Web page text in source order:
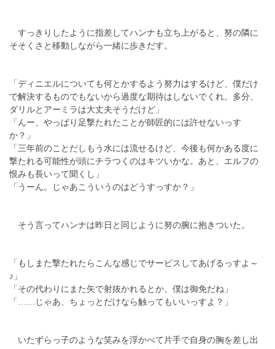
すっきりしたように指差してハンナも立ち上がると、努の隣に
そそくさと移動しながら一緒に歩きだす。
「ディニエルについても何とかするよう努力はするけど、僕だけ
で解決するものでもないから過度な期待はしないでくれ。多分、
ダリルとアーミラは大丈夫そうだけど」
「んー、やっぱり足撃たれたことが師匠的には許せないっす
か？」
「三年前のことだしもう水には流せるけど、今後も何かある度に
撃たれる可能性が頭にチラつくのはキツいかな。あと、エルフの
恨みも長いって聞くし」
「うーん。じゃあこういうのはどうすっすか？」
そう言ってハンナは昨日と同じように努の腕に抱きついた。
「もしまた撃たれたらこんな感じでサービスしてあげるっすよ～
♪」
「その代わりにまた矢で射抜かれるとか、僕は御免だね」
「……じゃあ、ちょっとだけなら触ってもいいっすよ？」
いたずらっ子のような笑みを浮かべて片手で自身の胸を差し出